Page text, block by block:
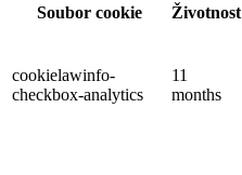
Soubor cookie
Životnost
cookielawinfo-
checkbox-analytics
11
months